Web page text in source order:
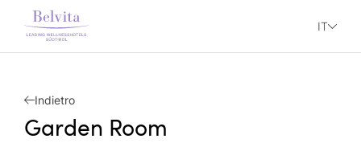
IT
Indietro
Garden Room